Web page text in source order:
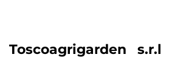
Toscoagrigarden s.r.l